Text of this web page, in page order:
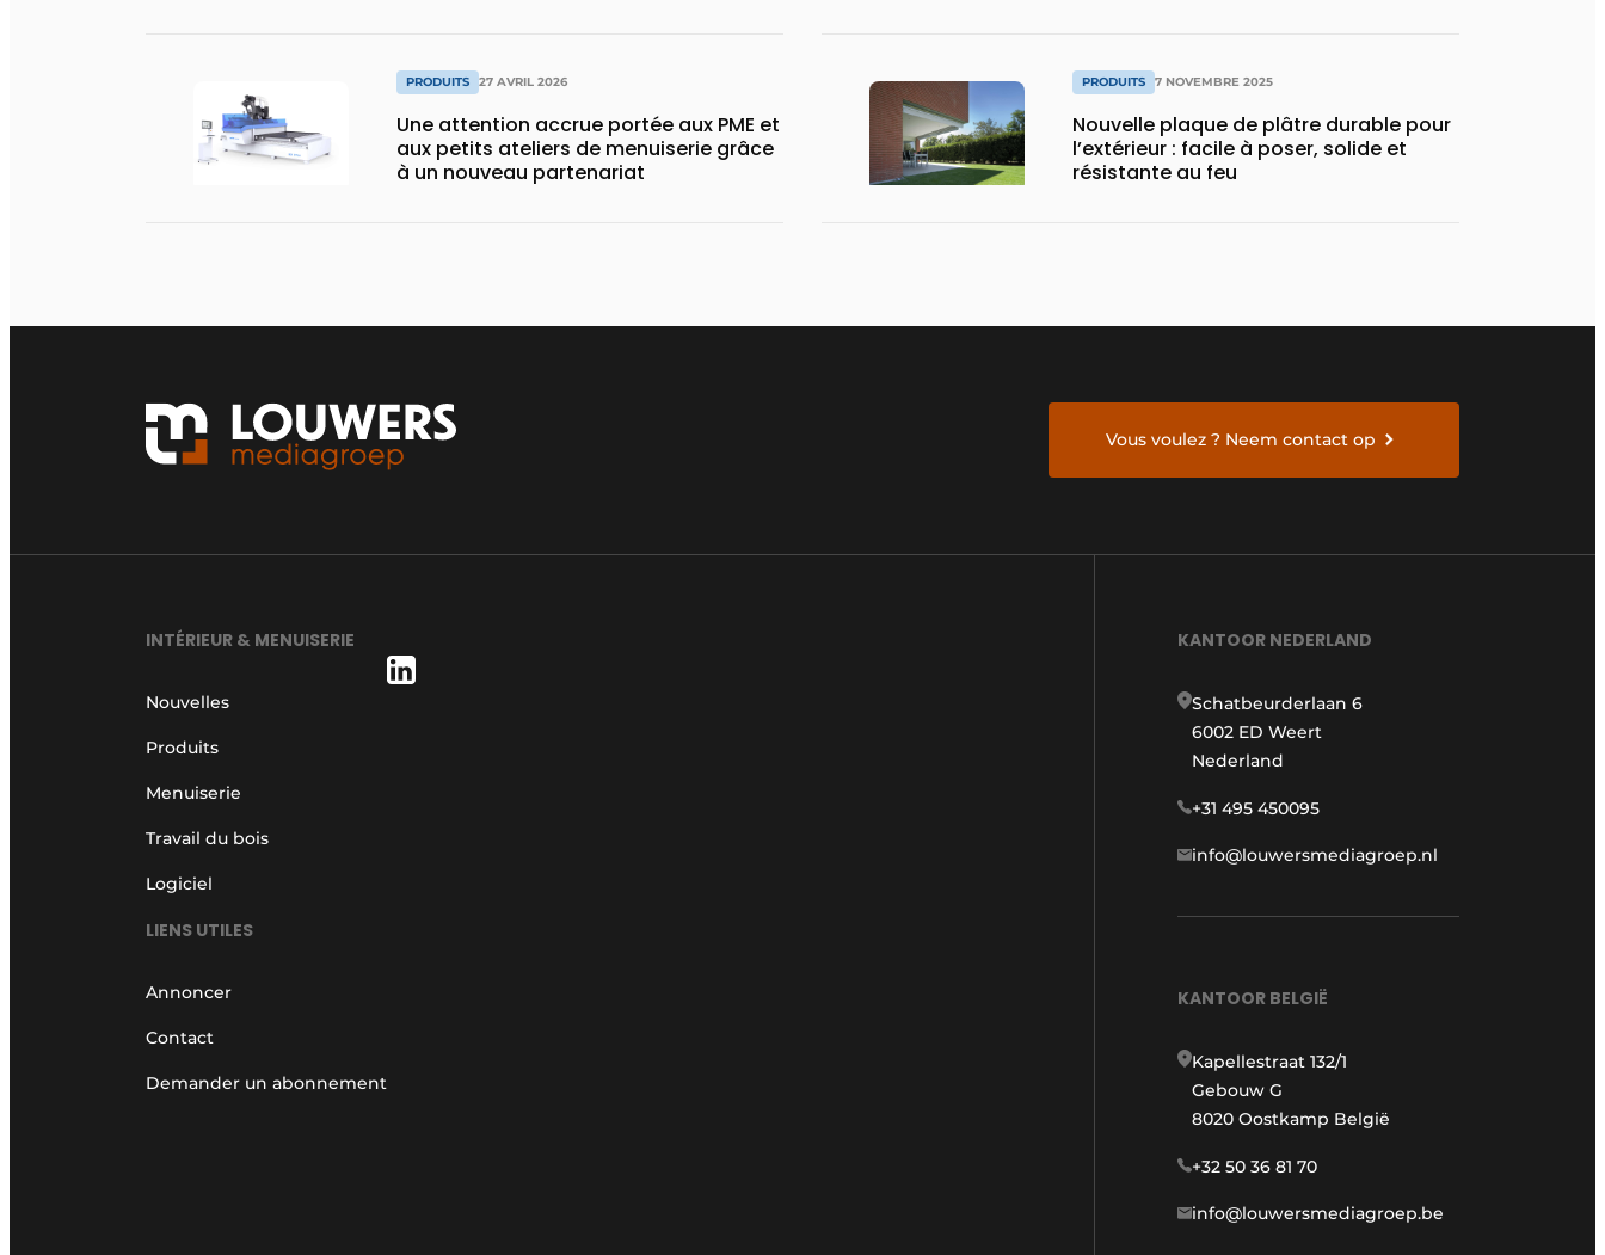
PRODUITS 27 AVRIL 2026
Une attention accrue portée aux PME et
aux petits ateliers de menuiserie grâce
à un nouveau partenariat
PRODUITS 7 NOVEMBRE 2025
Nouvelle plaque de plâtre durable pour
l’extérieur : facile à poser, solide et
résistante au feu
Vous voulez ? Neem contact op
INTÉRIEUR & MENUISERIE
Nouvelles
Produits
Menuiserie
Travail du bois
Logiciel
LIENS UTILES
Annoncer
Contact
Demander un abonnement
KANTOOR NEDERLAND
Schatbeurderlaan 6
6002 ED Weert
Nederland
+31 495 450095
info@louwersmediagroep.nl
KANTOOR BELGIË
Kapellestraat 132/1
Gebouw G
8020 Oostkamp België
+32 50 36 81 70
info@louwersmediagroep.be